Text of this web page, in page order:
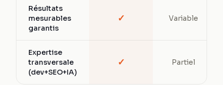
Résultats
mesurables
garantis
✓ Variable
Expertise
transversale
(dev+SEO+IA)
✓ Partiel